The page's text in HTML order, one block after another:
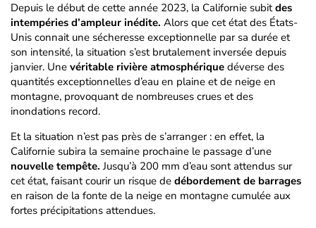
Depuis le début de cette année 2023, la Californie subitdes
intempéries d’ampleur inédite. Alors que cet état des États-
Unis connait une sécheresse exceptionnelle par sa durée et
son intensité, la situation s’est brutalement inversée depuis
janvier. Une véritable rivière atmosphérique déverse des
quantités exceptionnelles d’eau en plaine et de neige en
montagne, provoquant de nombreuses crues et des
inondations record.
Et la situation n’est pas près de s’arranger : en effet, la
Californie subira la semaine prochaine le passage d’une
nouvelle tempête.Jusqu’à 200 mm d’eau sont attendus sur
cet état, faisant courir un risque de débordement de barrages
en raison de la fonte de la neige en montagne cumulée aux
fortes précipitations attendues.